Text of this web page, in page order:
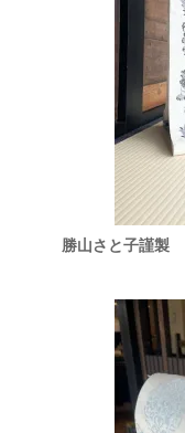
勝山さと子謹